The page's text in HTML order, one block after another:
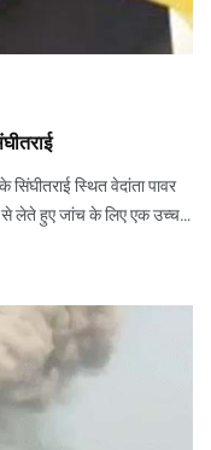
स्थित वेदांता पावर
से लेते हुए जांच के लिए एक उच्च
सिंघीतराई पहुंचेगी। यहां